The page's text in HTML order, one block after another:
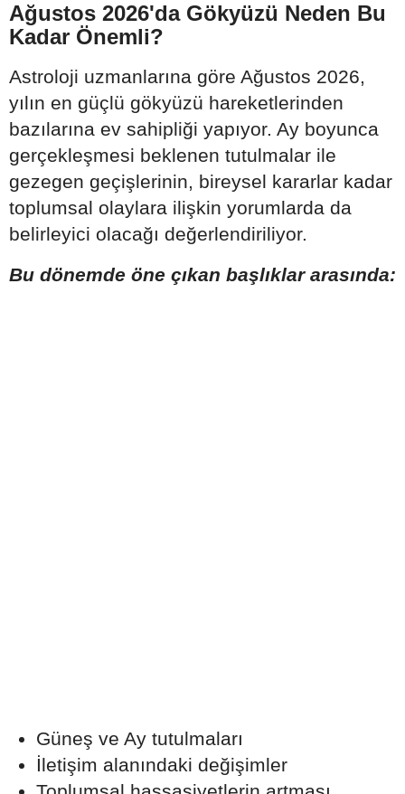
Ağustos 2026'da Gökyüzü Neden Bu
Kadar Önemli?
Astroloji uzmanlarına göre Ağustos 2026,
yılın en güçlü gökyüzü hareketlerinden
bazılarına ev sahipliği yapıyor. Ay boyunca
gerçekleşmesi beklenen tutulmalar ile
gezegen geçişlerinin, bireysel kararlar kadar
toplumsal olaylara ilişkin yorumlarda da
belirleyici olacağı değerlendiriliyor.
Bu dönemde öne çıkan başlıklar arasında:
Güneş ve Ay tutulmaları
İletişim alanındaki değişimler